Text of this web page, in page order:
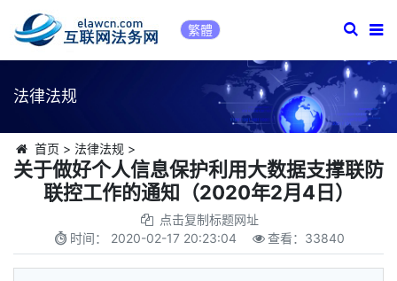
繁體
法律法规
首页 > 法律法规 >
关于做好个人信息保护利用大数据支撑联防
联控工作的通知（2020年2月4日）
点击复制标题网址
时间： 2020-02-17 20:23:04 查看： 33840